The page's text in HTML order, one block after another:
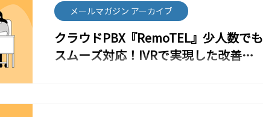
り、引き継ぎやフォロー漏れの防止にもつながりま
す。 在宅勤務でもCRM × RemoTELで統一した顧客対
応 在宅勤務でも会社番号での発着信が可能。 オフィス
同様、CRMと連携した顧客対応が実現できます。 こん
な企業様に特におすすめです 問合せ件数が増えてきた
最短1日で利用開始」など高い利便性でご好評いただい
てきました。 そこに、新しく『AI連携』機能が追加さ
れ、電話業務の“記録・共有・分析”が、さらにラク
に・正確に行えるようになりました。 機能①：通話内
容の自動テキスト化（音声認識連携） 受電／架電の通
クラウドPBX『RemoTEL』少人数でも
スムーズ対応！IVRで実現した改善事
メールマガジン アーカイブ